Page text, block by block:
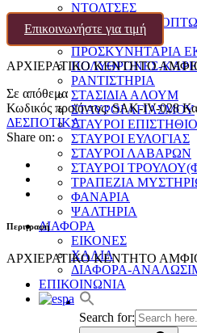
ΝΤΟΛΤΣΕΣ
ΠΑΓΓΑΡΙΑ-
ΠΟΛΥΕΛΑΙΟΙ
ΠΡΟΣΚΥΝΗΤΑΡΙΑ
ΠΟΛΥΘΡΟΝΕΣ-
ΡΑΝΤΙΣΤΗΡΙΑ
ΣΤΑΣΙΔΙΑ ΑΛΟΥΜ
ΣΤΑΥΡΟΙ ΑΓΙΑΣΜΟΥ
ΣΤΑΥΡΟΙ
ΣΤΑΥΡΟΙ ΕΥΛΟΓΙΑΣ
ΣΤΑΥΡΟΙ ΛΑΒΑΡΩΝ
ΣΤΑΥΡΟΙ
ΤΡΑΠΕΖΙΑ
ΦΑΝΑΡΙΑ
ΨΑΛΤΗΡΙΑ
ΔΙΑΦΟΡΑ
ΕΙΚΟΝΕΣ
ΧΑΛΙΑ
ΔΙΑΦΟΡΑ-
ΕΠΙΚΟΙΝΩΝΙΑ
Search for:
Επικοινωνήστε για τιμή
ΑΡΧΙΕΡΑΤΙΚΟ ΚΕΝΤΗΤΟ
Σε απόθεμα
Κωδικός προϊόντος:SAK-IV-028
ΔΕΣΠΟΤΙΚΑ
Share on:
Περιγραφή
ΑΡΧΙΕΡΑΤΙΚΟ ΚΕΝΤΗΤΟ